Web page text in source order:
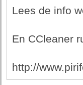
Lees de info
En CCleaner
http://